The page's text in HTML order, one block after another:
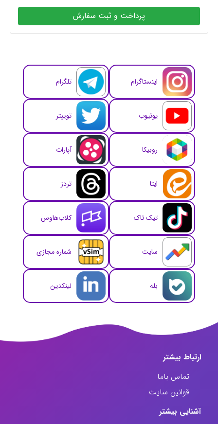
پرداخت و ثبت سفارش
اینستاگرام تلگرام
یوتیوب توییتر
روبیکا آپارات
ایتا تردز
تیک تاک کلاب‌هاوس
سایت شماره مجازی
بله لینکدین
ارتباط‌ بیشتر
تماس باما
قوانین سایت
آشنایی بیشتر